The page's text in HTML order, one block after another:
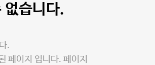
없습니다.
.
페이지 입니다. 페이지